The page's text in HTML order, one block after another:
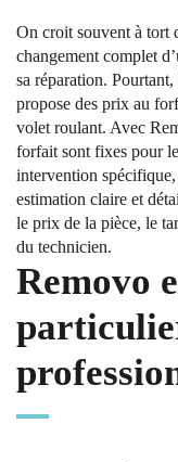
On croit souvent à tort
changement complet
sa réparation.
propose des prix au
volet roulant. Avec
forfait sont fixes pour
intervention
estimation claire et
le prix de la pièce, le
du technicien.
Removo